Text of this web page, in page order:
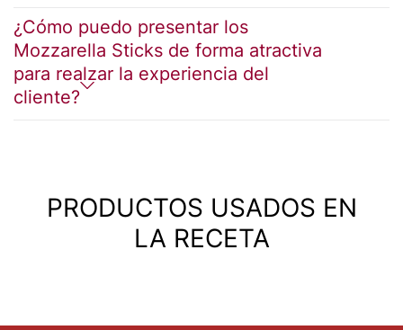
¿Cómo puedo presentar los
Mozzarella Sticks de forma atractiva
para realzar la experiencia del
cliente?
PRODUCTOS USADOS EN
LA RECETA